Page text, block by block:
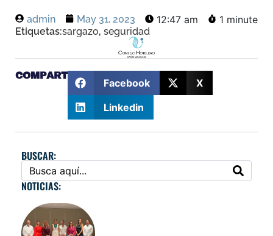
admin May 31, 2023 12:47 am 1 minute
Etiquetas:sargazo, seguridad
COMPARTE:
Facebook
X
Linkedin
BUSCAR:
NOTICIAS: